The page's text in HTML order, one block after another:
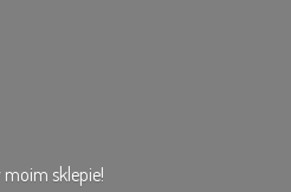
sklepie!